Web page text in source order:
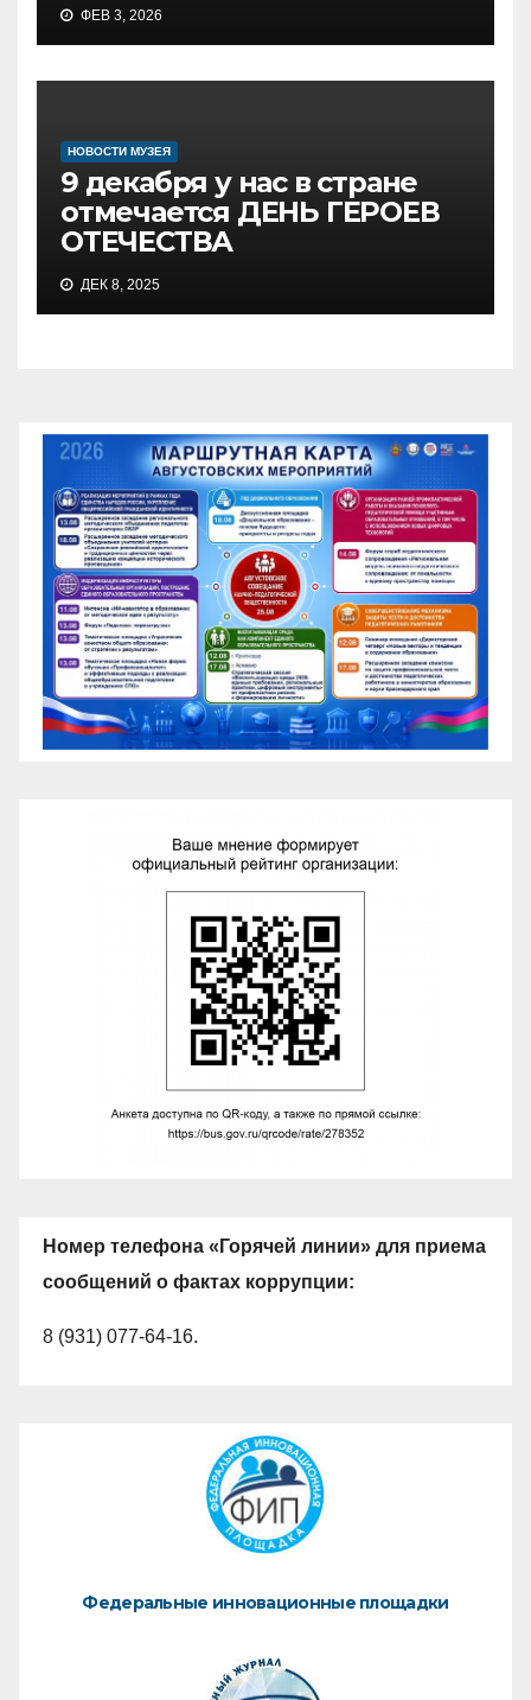
ФЕВ 3, 2026
НОВОСТИ МУЗЕЯ
9 декабря у нас в стране
отмечается ДЕНЬ ГЕРОЕВ
ОТЕЧЕСТВА
ДЕК 8, 2025
Номер телефона «Горячей линии» для приема
сообщений о фактах коррупции:
8 (931) 077-64-16.
Федеральные инновационные площадки